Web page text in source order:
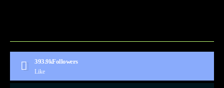
393.9kFollowers
Like